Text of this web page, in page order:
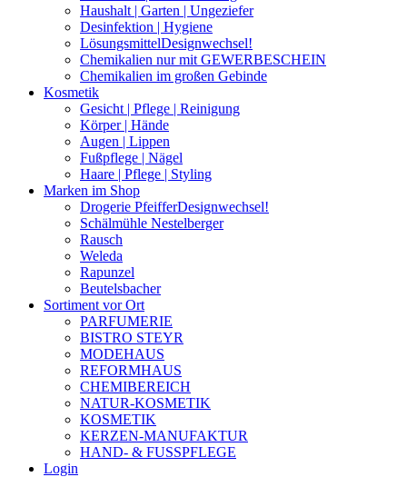
Haushalt | Garten | Ungeziefer
Desinfektion | Hygiene
LösungsmittelDesignwechsel!
Chemikalien nur mit GEWERBESCHEIN
Chemikalien im großen Gebinde
Kosmetik
Gesicht | Pflege | Reinigung
Körper | Hände
Augen | Lippen
Fußpflege | Nägel
Haare | Pflege | Styling
Marken im Shop
Drogerie PfeifferDesignwechsel!
Schälmühle Nestelberger
Rausch
Weleda
Rapunzel
Beutelsbacher
Sortiment vor Ort
PARFUMERIE
BISTRO STEYR
MODEHAUS
REFORMHAUS
CHEMIBEREICH
NATUR-KOSMETIK
KOSMETIK
KERZEN-MANUFAKTUR
HAND- & FUSSPFLEGE
Login